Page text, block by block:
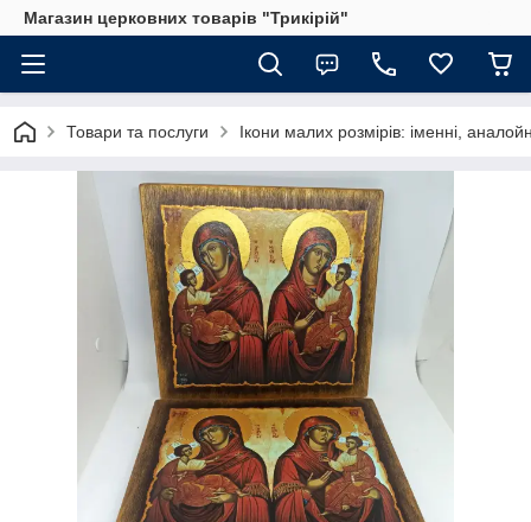
Магазин церковних товарів "Трикірій"
Товари та послуги Ікони малих розмірів: іменні,